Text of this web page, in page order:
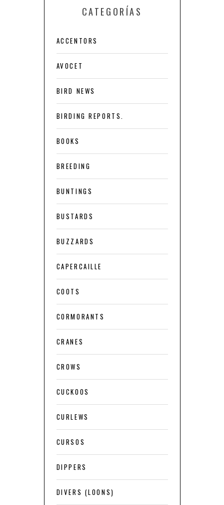
CATEGORÍAS
ACCENTORS
AVOCET
BIRD NEWS
BIRDING REPORTS.
BOOKS
BREEDING
BUNTINGS
BUSTARDS
BUZZARDS
CAPERCAILLE
COOTS
CORMORANTS
CRANES
CROWS
CUCKOOS
CURLEWS
CURSOS
DIPPERS
DIVERS (LOONS)